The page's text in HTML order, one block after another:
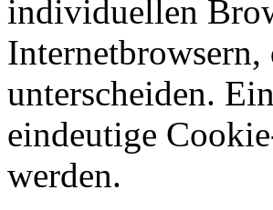
individuellen
Internetbrowsern,
unterscheiden.
eindeutige
werden.